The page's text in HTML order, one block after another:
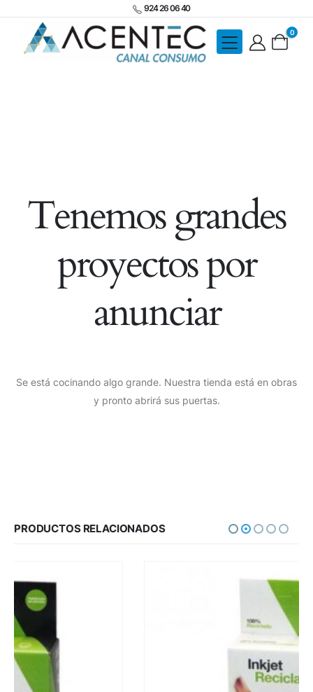
924 26 06 40
0
Tenemos grandes
proyectos por
anunciar
Se está cocinando algo grande. Nuestra tienda está en obras
y pronto abrirá sus puertas.
PRODUCTOS RELACIONADOS